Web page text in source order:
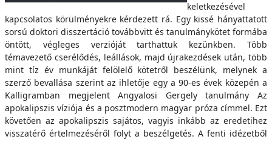
keletkezésével
kapcsolatos körülményekre kérdezett rá. Egy kissé hányattatott
sorsú doktori disszertáció továbbvitt és tanulmánykötet formába
öntött, végleges verzióját tarthattuk kezünkben. Több
témavezető cserélődés, leállások, majd újrakezdések után, több
mint tíz év munkáját felölelő kötetről beszélünk, melynek a
szerző bevallása szerint az ihletője egy a 90-es évek közepén a
Kalligramban megjelent Angyalosi Gergely tanulmány Az
apokalipszis víziója és a posztmodern magyar próza címmel. Ezt
követően az apokalipszis sajátos, vagyis inkább az eredetihez
visszatérő értelmezéséről folyt a beszélgetés. A fenti idézetből